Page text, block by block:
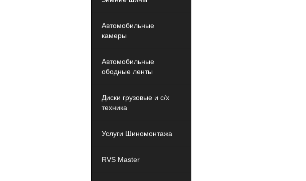
Автомобильные
камеры
Автомобильные
ободные ленты
Диски грузовые и с/х
техника
Услуги Шиномонтажа
RVS Master